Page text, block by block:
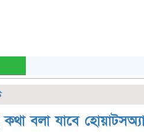
বলা যাবে